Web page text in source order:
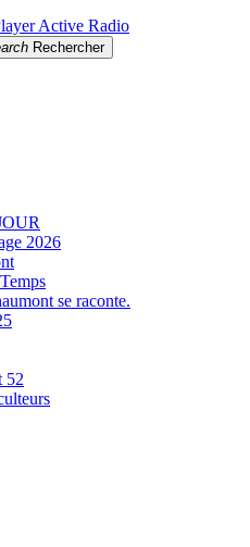
Active Radio
Rechercher
2026
se raconte.
52